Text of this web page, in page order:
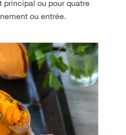
principal ou pour quatre
ou entrée.